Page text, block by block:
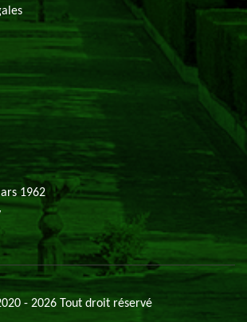
1962
- 2026 Tout droit réservé